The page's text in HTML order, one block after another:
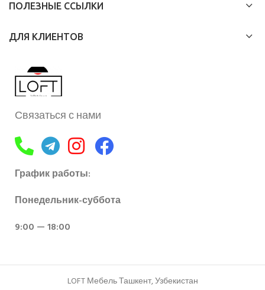
ПОЛЕЗНЫЕ ССЫЛКИ
ДЛЯ КЛИЕНТОВ
Связаться с нами
График работы:
Понедельник-суббота
9:00 — 18:00
LOFT Мебель Ташкент, Узбекистан